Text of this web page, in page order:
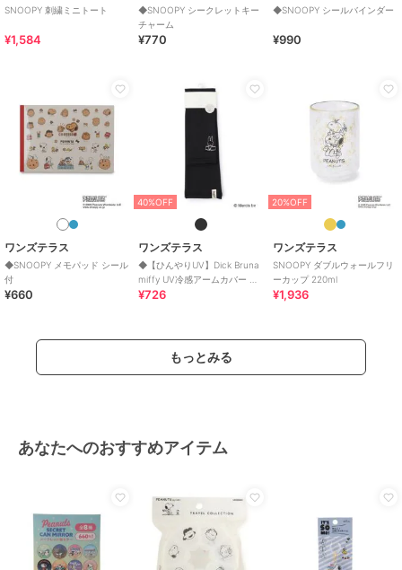
SNOOPY 刺繍ミニトート
¥1,584
◆SNOOPY シークレットキー
チャーム
¥770
◆SNOOPY シールバインダー
¥990
ワンズテラス
◆SNOOPY メモパッド シール
付
¥660
40%OFF
ワンズテラス
◆【ひんやりUV】Dick Bruna
miffy UV冷感アームカバー ミ
ッフィーワーク
¥726
20%OFF
ワンズテラス
SNOOPY ダブルウォールフリ
ーカップ 220ml
¥1,936
もっとみる
あなたへのおすすめアイテム